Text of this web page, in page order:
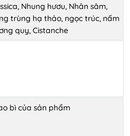
Nhung hươu, Nhân sâm,
trùng hạ thảo, ngọc trúc, nấm
quy, Cistanche
bì của sản phẩm